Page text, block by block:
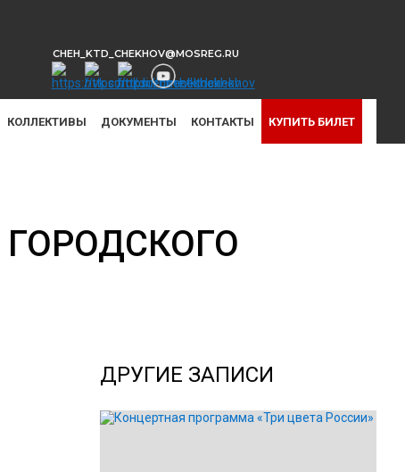
CHEH_KTD_CHEKHOV@MOSREG.RU
КОЛЛЕКТИВЫ ДОКУМЕНТЫ КОНТАКТЫ КУПИТЬ БИЛЕТ
ДРУГИЕ ЗАПИСИ